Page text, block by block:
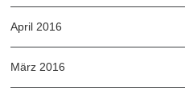
April 2016
März 2016